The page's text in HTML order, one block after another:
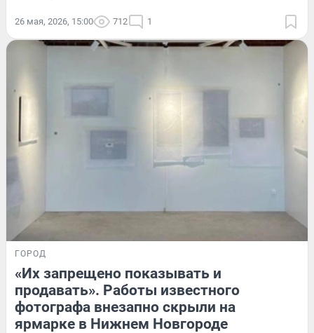
26 мая, 2026, 15:00 712 1
ГОРОД
«Их запрещено показывать и
продавать». Работы известного
фотографа внезапно скрыли на
ярмарке в Нижнем Новгороде